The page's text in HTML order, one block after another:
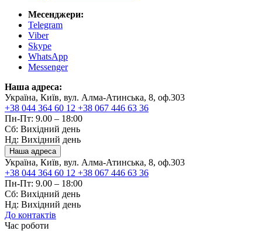
Месенджери:
Telegram
Viber
Skype
WhatsApp
Messenger
Наша адреса:
Україна, Київ, вул. Алма-Атинська, 8, оф.303
+38 044 364 60 12 +38 067 446 63 36
Пн-Пт: 9.00 – 18:00
Сб: Вихідний день
Нд: Вихідний день
Наша адреса
Україна, Київ, вул. Алма-Атинська, 8, оф.303
+38 044 364 60 12 +38 067 446 63 36
Пн-Пт: 9.00 – 18:00
Сб: Вихідний день
Нд: Вихідний день
До контактів
Час роботи